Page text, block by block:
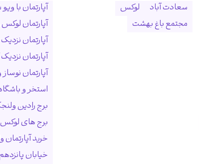
سعادت آباد
لوکس
مجتمع باغ بهشت
آپارتمان با
آپارتمان
آپارتمان
آپارتمان نزدیک
آپارتمان
استخر و
برج رادین
برج های
خرید
خیابان